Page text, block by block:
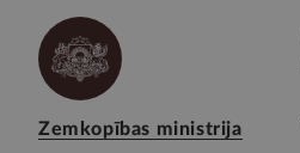
Zemkopības ministrija